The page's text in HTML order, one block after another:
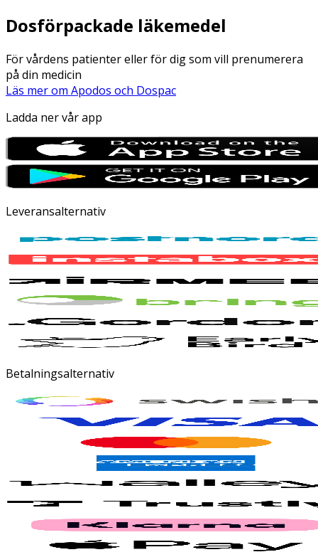
Dosförpackade läkemedel
För vårdens patienter eller för dig som vill prenumerera
på din medicin
Läs mer om Apodos och Dospac
Ladda ner vår app
Leveransalternativ
Betalningsalternativ